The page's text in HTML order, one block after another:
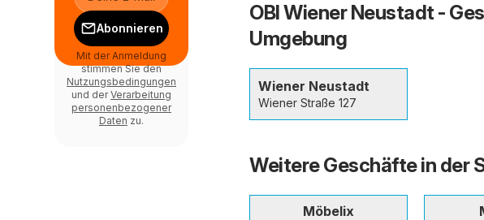
OBI Wiener Neustadt -
Umgebung
Wiener Neustadt
Wiener Straße 127
Weitere Geschäfte in der
Möbelix
Abonnieren
Mit der Anmeldung
stimmen Sie den
Nutzungsbedingungen
und derVerarbeitung
personenbezogener
Daten zu.